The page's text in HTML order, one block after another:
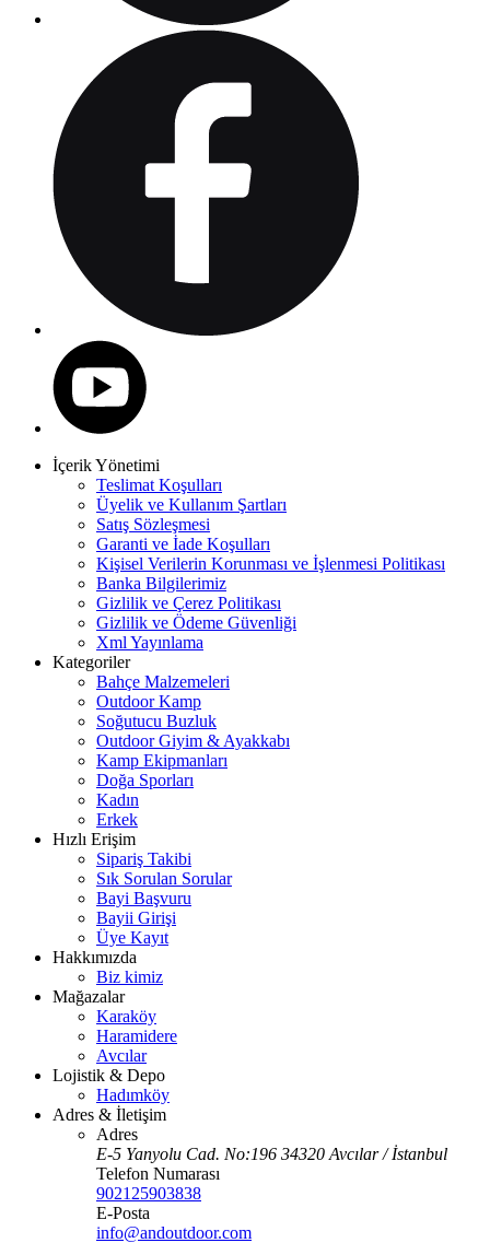
İçerik Yönetimi
Teslimat Koşulları
Üyelik ve Kullanım Şartları
Satış Sözleşmesi
Garanti ve İade Koşulları
Kişisel Verilerin Korunması ve İşlenmesi Politikası
Banka Bilgilerimiz
Gizlilik ve Çerez Politikası
Gizlilik ve Ödeme Güvenliği
Xml Yayınlama
Kategoriler
Bahçe Malzemeleri
Outdoor Kamp
Soğutucu Buzluk
Outdoor Giyim & Ayakkabı
Kamp Ekipmanları
Doğa Sporları
Kadın
Erkek
Hızlı Erişim
Sipariş Takibi
Sık Sorulan Sorular
Bayi Başvuru
Bayii Girişi
Üye Kayıt
Hakkımızda
Biz kimiz
Mağazalar
Karaköy
Haramidere
Avcılar
Lojistik & Depo
Hadımköy
Adres & İletişim
Adres
E-5 Yanyolu Cad. No:196 34320 Avcılar / İstanbul
Telefon Numarası
902125903838
E-Posta
info@andoutdoor.com